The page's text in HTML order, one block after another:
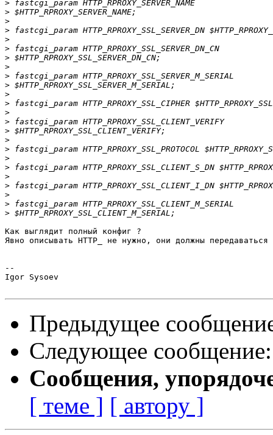
>
>
>
>
>
>
>
>
>
>
>
>
>
>
>
>
>
>
>
>
>
>
>
>
Как выглядит полный конфиг ?
Явно описывать HTTP_ не нужно, они должны передаваться
--
Igor Sysoev
Предыдущее
Следующее
Сообщения,
[ теме ] [ автору ]